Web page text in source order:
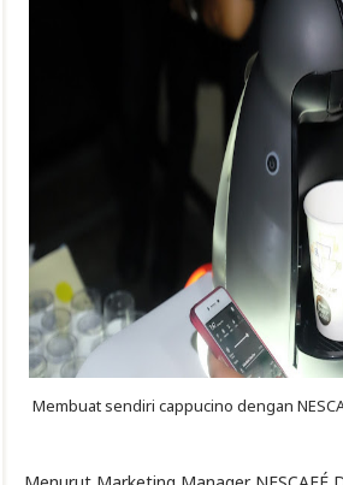
Membuat sendiri cappucino dengan